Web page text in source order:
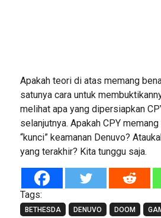
Apakah teori di atas memang
satunya cara untuk
melihat apa yang dipersiapkan
selanjutnya. Apakah CPY
“kunci” keamanan Denuvo?
yang terakhir? Kita tunggu saja.
Tags:
BETHESDA DENUVO DOOM